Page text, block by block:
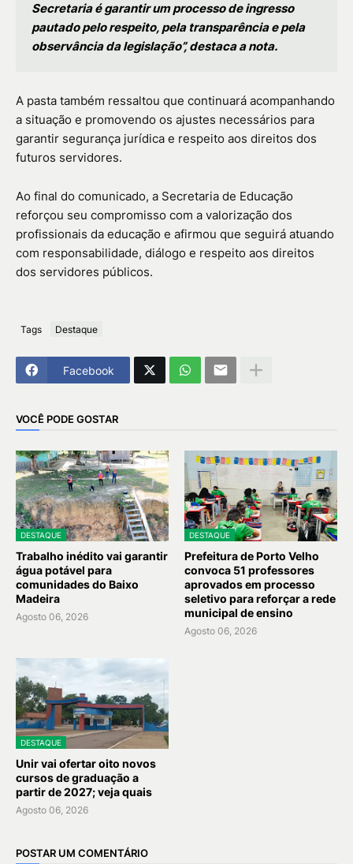
Secretaria é garantir um processo de ingresso
pautado pelo respeito, pela transparência e pela
observância da legislação”, destaca a nota.
A pasta também ressaltou que continuará acompanhando
a situação e promovendo os ajustes necessários para
garantir segurança jurídica e respeito aos direitos dos
futuros servidores.
Ao final do comunicado, a Secretaria de Educação
reforçou seu compromisso com a valorização dos
profissionais da educação e afirmou que seguirá atuando
com responsabilidade, diálogo e respeito aos direitos
dos servidores públicos.
Tags Destaque
Facebook
VOCÊ PODE GOSTAR
DESTAQUE
Trabalho inédito vai garantir
água potável para
comunidades do Baixo
Madeira
Agosto 06, 2026
DESTAQUE
Prefeitura de Porto Velho
convoca 51 professores
aprovados em processo
seletivo para reforçar a rede
municipal de ensino
Agosto 06, 2026
DESTAQUE
Unir vai ofertar oito novos
cursos de graduação a
partir de 2027; veja quais
Agosto 06, 2026
POSTAR UM COMENTÁRIO